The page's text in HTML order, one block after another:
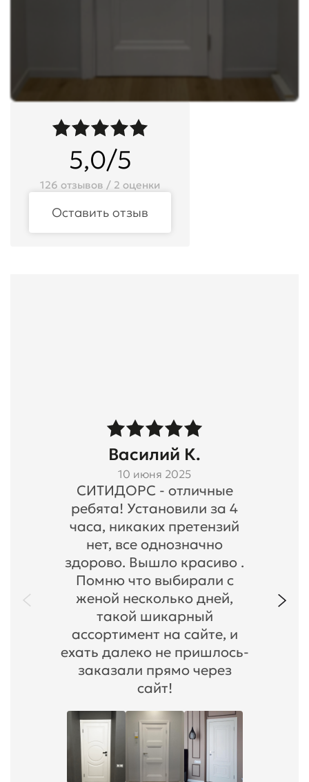
5,0/5
126 отзывов / 2 оценки
Оставить отзыв
Василий К.
10 июня 2025
СИТИДОРС - отличные
ребята! Установили за 4
часа, никаких претензий
нет, все однозначно
здорово. Вышло красиво .
Помню что выбирали с
женой несколько дней,
такой шикарный
ассортимент на сайте, и
ехать далеко не пришлось-
заказали прямо через
сайт!